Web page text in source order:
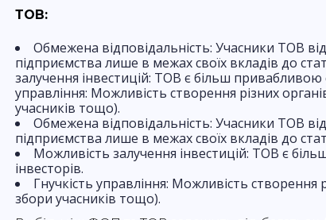
ТОВ:
Обмежена відповідальність: Учасники ТОВ
підприємства лише в межах своїх вкладів до
залучення інвестицій: ТОВ є більш привабливою
управління: Можливість створення різних
учасників тощо).
Обмежена відповідальність: Учасники ТОВ
підприємства лише в межах своїх вкладів до
Можливість залучення інвестицій: ТОВ є
інвесторів.
Гнучкість управління: Можливість створення
збори учасників тощо).